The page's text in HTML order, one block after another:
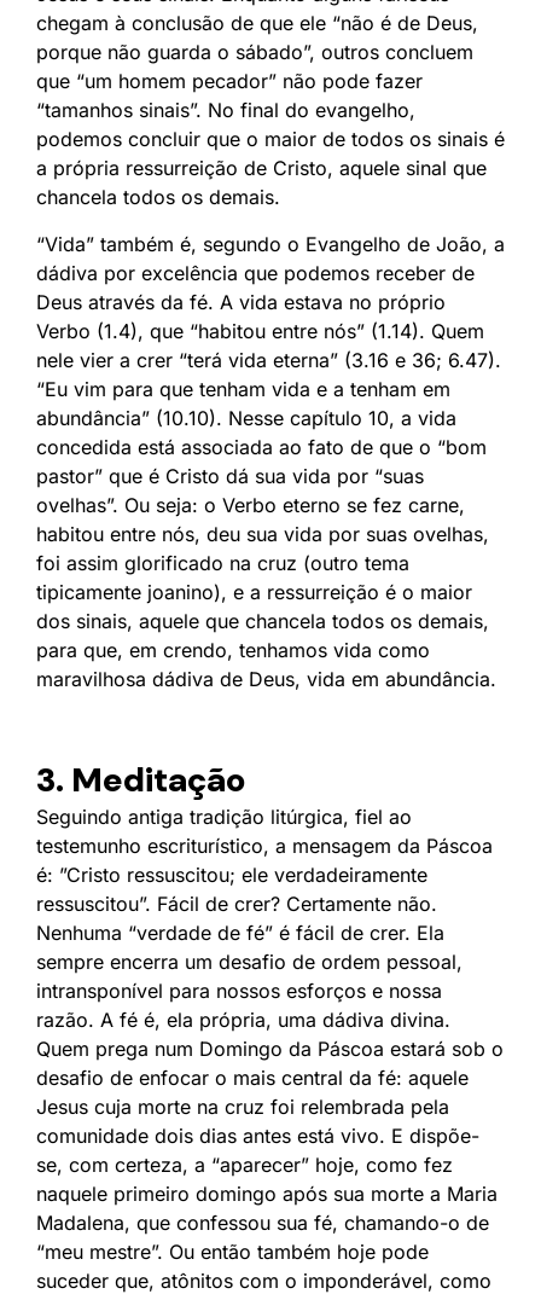
chegam à conclusão de que ele “não é de Deus,
porque não guarda o sábado”, outros concluem
que “um homem pecador” não pode fazer
“tamanhos sinais”. No final do evangelho,
podemos concluir que o maior de todos os sinais é
a própria ressurreição de Cristo, aquele sinal que
chancela todos os demais.
“Vida” também é, segundo o Evangelho de João, a
dádiva por excelência que podemos receber de
Deus através da fé. A vida estava no próprio
Verbo (1.4), que “habitou entre nós” (1.14). Quem
nele vier a crer “terá vida eterna” (3.16 e 36; 6.47).
“Eu vim para que tenham vida e a tenham em
abundância” (10.10). Nesse capítulo 10, a vida
concedida está associada ao fato de que o “bom
pastor” que é Cristo dá sua vida por “suas
ovelhas”. Ou seja: o Verbo eterno se fez carne,
habitou entre nós, deu sua vida por suas ovelhas,
foi assim glorificado na cruz (outro tema
tipicamente joanino), e a ressurreição é o maior
dos sinais, aquele que chancela todos os demais,
para que, em crendo, tenhamos vida como
maravilhosa dádiva de Deus, vida em abundância.
3. Meditação
Seguindo antiga tradição litúrgica, fiel ao
testemunho escriturístico, a mensagem da Páscoa
é: ”Cristo ressuscitou; ele verdadeiramente
ressuscitou”. Fácil de crer? Certamente não.
Nenhuma “verdade de fé” é fácil de crer. Ela
sempre encerra um desafio de ordem pessoal,
intransponível para nossos esforços e nossa
razão. A fé é, ela própria, uma dádiva divina.
Quem prega num Domingo da Páscoa estará sob o
desafio de enfocar o mais central da fé: aquele
Jesus cuja morte na cruz foi relembrada pela
comunidade dois dias antes está vivo. E dispõe-
se, com certeza, a “aparecer” hoje, como fez
naquele primeiro domingo após sua morte a Maria
Madalena, que confessou sua fé, chamando-o de
“meu mestre”. Ou então também hoje pode
suceder que, atônitos com o imponderável, como